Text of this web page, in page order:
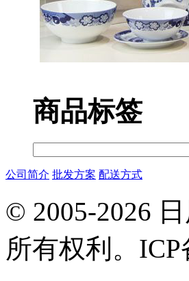
商品标签
公司简介 批发方案 配送方式
© 2005-2026
所有权利。